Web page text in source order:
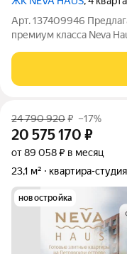
Арт. 137409946
премиум класса Neva
занималось известное
студии выходит на мост
24 790 920₽ –17%
20 575 170 ₽
от 89 058 ₽ в месяц
23,1 м²
квартира-студия
новостройка